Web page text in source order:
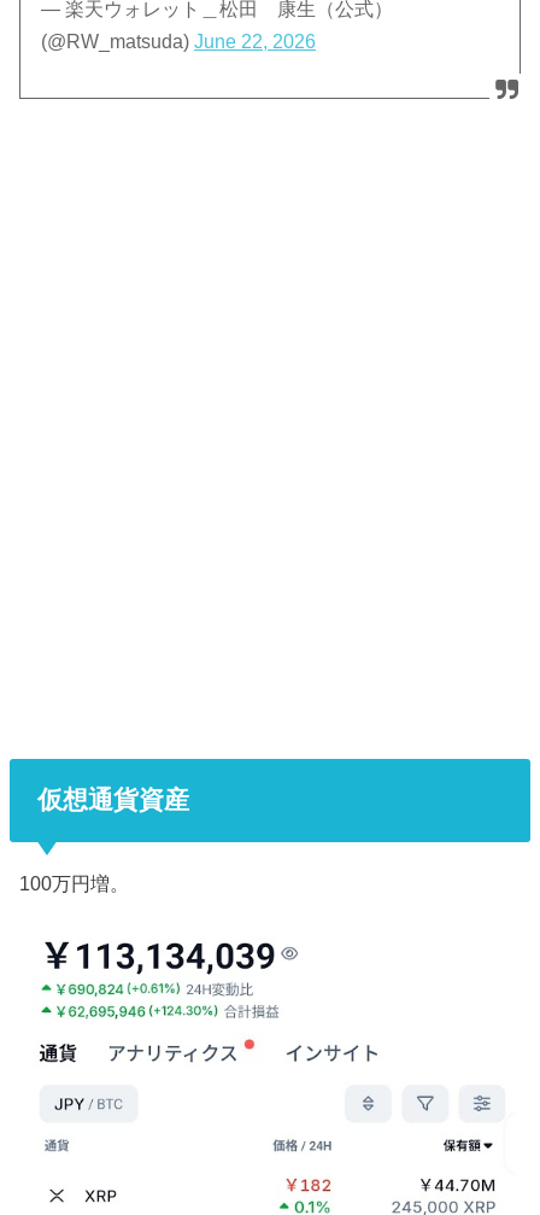
— 楽天ウォレット＿松田 康生（公式）
(@RW_matsuda)June 22, 2026
仮想通貨資産
100万円増。